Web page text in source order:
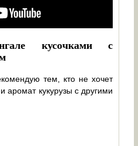
кусочками с
тем, кто не хочет
аромат кукурузы с другими